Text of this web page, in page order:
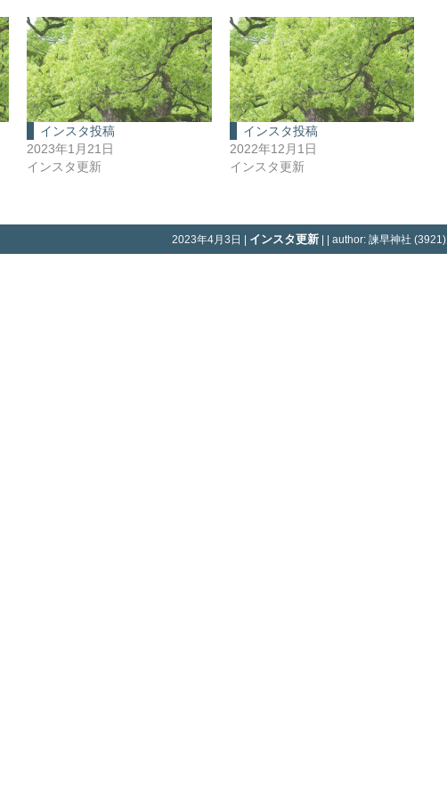
インスタ投稿
2023年1月21日
インスタ更新
インスタ投稿
2022年12月1日
インスタ更新
2023年4月3日 | インスタ更新 | | author: 諫早神社 (3921) |